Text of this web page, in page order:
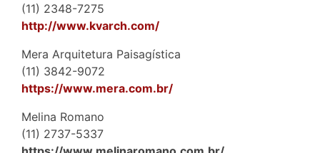
(11) 2348-7275
http://www.kvarch.com/
Mera Arquitetura Paisagística
(11) 3842-9072
https://www.mera.com.br/
Melina Romano
(11) 2737-5337